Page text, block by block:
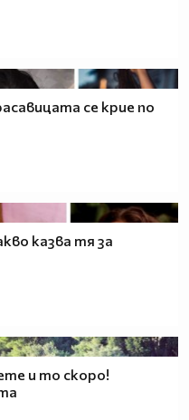
се крие по
казва тя за
и то скоро!